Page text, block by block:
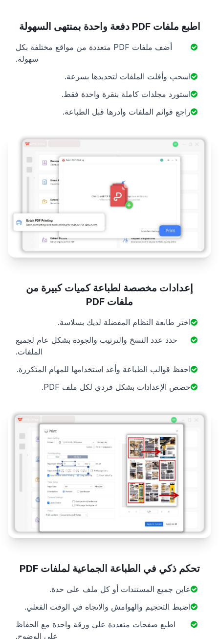
اطبع ملفات PDF دفعة واحدة بمنتهى السهولة
أضف ملفات PDF متعددة من مواقع مختلفة بكل
سهولة.
اسحب وأفلت الملفات لتحديدها بسرعة.
استورد مجلدات كاملة بنقرة واحدة فقط.
راجع قوائم الملفات وأدرها قبل الطباعة.
إعدادات مخصصة لطباعة كميات كبيرة من
ملفات PDF
اختر طابعة النظام المفضلة لديك بسلاسة.
حدد عدد النسخ والترتيب والجودة بشكل عام لجميع
الملفات.
احفظ قوالب الطباعة وأعد استخدامها للمهام المتكررة.
خصص الإعدادات بشكل فردي لكل ملف PDF.
تحكم ذكي في الطباعة الجماعية لملفات PDF
عاين جميع المستندات أو كل ملف على حدة.
اضبط التحجيم والهوامش والاتجاه في الوقت الفعلي.
اطبع صفحات متعددة على ورقة واحدة مع الحفاظ
على الوضوح.